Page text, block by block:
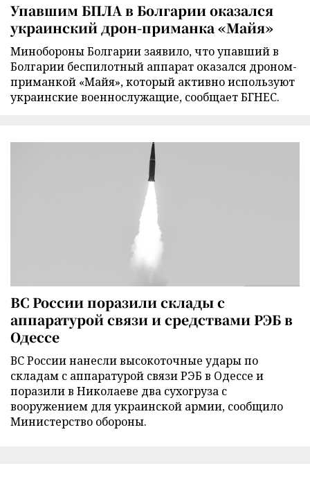
Упавшим БПЛА в Болгарии оказался
украинский дрон-приманка «Майя»
Минобороны Болгарии заявило, что упавший в
Болгарии беспилотный аппарат оказался дроном-
приманкой «Майя», который активно используют
украинские военнослужащие, сообщает БГНЕС.
ВС России поразили склады с
аппаратурой связи и средствами РЭБ в
Одессе
ВС России нанесли высокоточные удары по
складам с аппаратурой связи РЭБ в Одессе и
поразили в Николаеве два сухогруза с
вооружением для украинской армии, сообщило
Министерство обороны.